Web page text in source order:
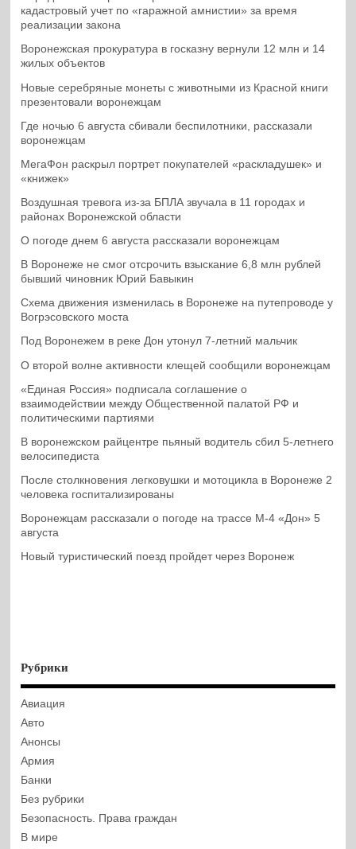
кадастровый учет по «гаражной амнистии» за время
реализации закона
Воронежская прокуратура в госказну вернули 12 млн и 14
жилых объектов
Новые серебряные монеты с животными из Красной книги
презентовали воронежцам
Где ночью 6 августа сбивали беспилотники, рассказали
воронежцам
МегаФон раскрыл портрет покупателей «раскладушек» и
«книжек»
Воздушная тревога из-за БПЛА звучала в 11 городах и
районах Воронежской области
О погоде днем 6 августа рассказали воронежцам
В Воронеже не смог отсрочить взыскание 6,8 млн рублей
бывший чиновник Юрий Бавыкин
Схема движения изменилась в Воронеже на путепроводе у
Вогрэсовского моста
Под Воронежем в реке Дон утонул 7-летний мальчик
О второй волне активности клещей сообщили воронежцам
«Единая Россия» подписала соглашение о
взаимодействии между Общественной палатой РФ и
политическими партиями
В воронежском райцентре пьяный водитель сбил 5-летнего
велосипедиста
После столкновения легковушки и мотоцикла в Воронеже 2
человека госпитализированы
Воронежцам рассказали о погоде на трассе М-4 «Дон» 5
августа
Новый туристический поезд пройдет через Воронеж
Рубрики
Авиация
Авто
Анонсы
Армия
Банки
Без рубрики
Безопасность. Права граждан
В мире